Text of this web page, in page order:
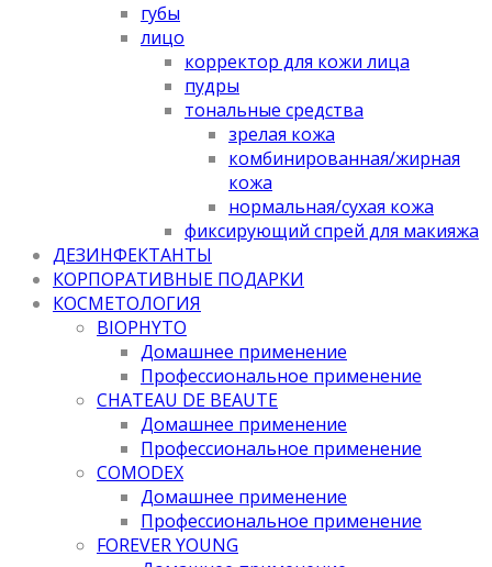
губы
лицо
корректор для кожи лица
пудры
тональные средства
зрелая кожа
комбинированная/жирная
кожа
нормальная/cухая кожа
фиксирующий спрей для макияжа
ДЕЗИНФЕКТАНТЫ
КОРПОРАТИВНЫЕ ПОДАРКИ
КОСМЕТОЛОГИЯ
BIOPHYTO
Домашнее применение
Профессиональное применение
CHATEAU DE BEAUTE
Домашнее применение
Профессиональное применение
COMODEX
Домашнее применение
Профессиональное применение
FOREVER YOUNG